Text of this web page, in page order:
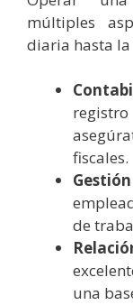
múltiples
diaria hasta la
fiscales.
de
una